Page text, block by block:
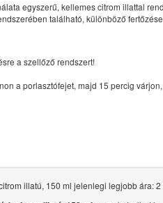
egyszerű, kellemes citrom illattal
található, különböző
a szellőző rendszert!
a porlasztófejet, majd 15 percig
illatú, 150 ml jelenlegi legjobb ára: 2